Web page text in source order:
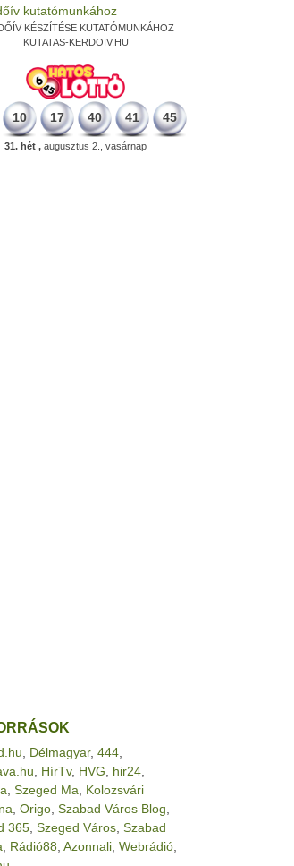
KÉSZÍTÉSE KUTATÓMUNKÁHOZ
KUTATAS-KERDOIV.HU
10 17 40 41 45
31. hét , augusztus 2., vasárnap
Délmagyar, 444
HírTv, HVG hir24
Szeged Ma
Kolozsvári
Origo Szabad Város Blog
365 Szeged Város Szabad
Rádió88 Azonnali Webrádió